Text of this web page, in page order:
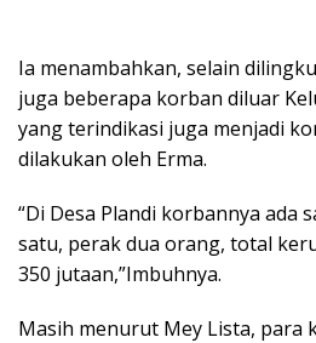
Ia menambahkan, selain
juga beberapa korban diluar
yang terindikasi juga menjadi
dilakukan oleh Erma.
“Di Desa Plandi korbannya ada
satu, perak dua orang, total
350 jutaan,”Imbuhnya.
Masih menurut Mey Lista, para